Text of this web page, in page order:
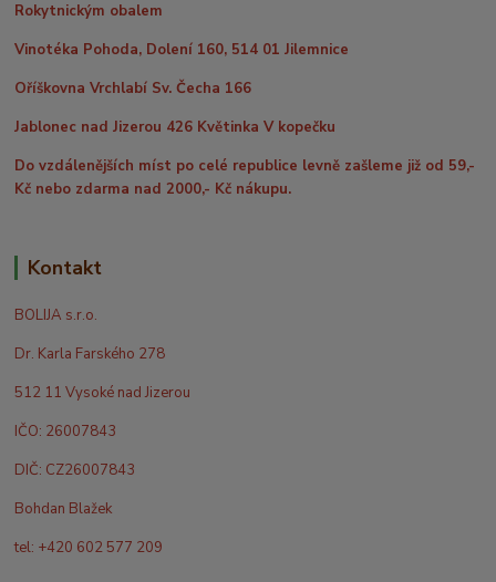
Rokytnickým obalem
Vinotéka Pohoda, Dolení 160, 514 01 Jilemnice
Oříškovna Vrchlabí Sv. Čecha 166
Jablonec nad Jizerou 426 Květinka V kopečku
Do vzdálenějších míst po celé republice levně zašleme již od 59,-
Kč nebo zdarma nad 2000,- Kč nákupu.
Kontakt
BOLIJA s.r.o.
Dr. Karla Farského 278
512 11 Vysoké nad Jizerou
IČO: 26007843
DIČ: CZ26007843
Bohdan Blažek
tel: +420 602 577 209